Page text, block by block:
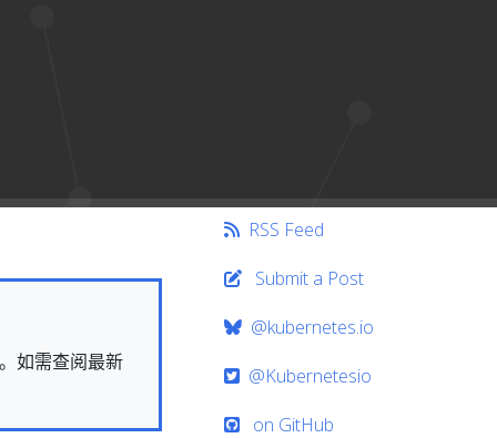
如需查阅最新
RSS Feed
Submit a Post
@kubernetes.io
@Kubernetesio
on GitHub